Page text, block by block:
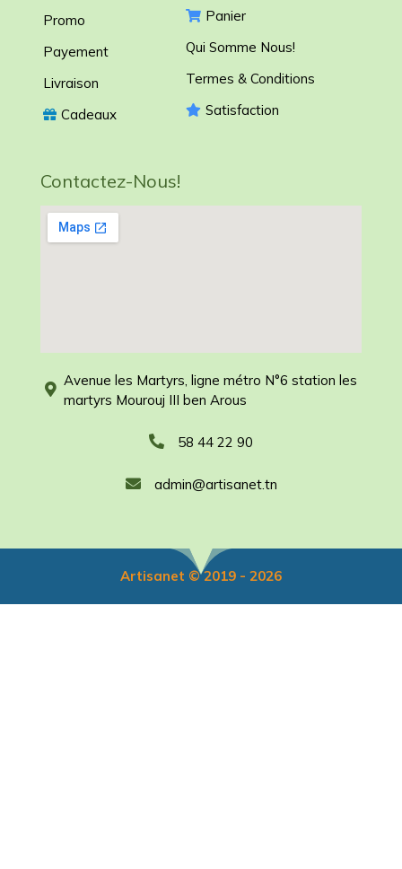
Promo
Payement
Livraison
Cadeaux
Panier
Qui Somme Nous!
Termes & Conditions
Satisfaction
Contactez-Nous!
Avenue les Martyrs, ligne métro N°6 station les
martyrs Mourouj III ben Arous
58 44 22 90
admin@artisanet.tn
Artisanet © 2019 - 2026